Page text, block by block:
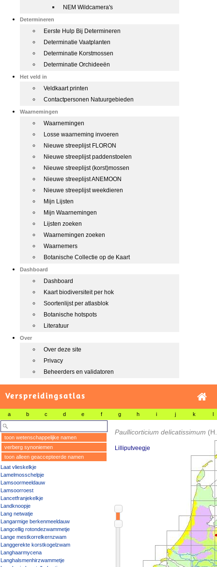
NEM Wildcamera's
Determineren
Eerste Hulp Bij Determineren
Determinatie Vaatplanten
Determinatie Korstmossen
Determinatie Orchideeën
Het veld in
Veldkaart printen
Contactpersonen Natuurgebieden
Waarnemingen
Waarnemingen
Losse waarneming invoeren
Nieuwe streeplijst FLORON
Nieuwe streeplijst paddenstoelen
Nieuwe streeplijst (korst)mossen
Nieuwe streeplijst ANEMOON
Nieuwe streeplijst weekdieren
Mijn Lijsten
Mijn Waarnemingen
Lijsten zoeken
Waarnemingen zoeken
Waarnemers
Botanische Collectie op de Kaart
Dashboard
Dashboard
Kaart biodiversiteit per hok
Soortenlijst per atlasblok
Botanische hotspots
Literatuur
Over
Over deze site
Privacy
Beheerders en validatoren
Verspreidingsatlas
a b c d e f g h i j k l
toon wetenschappelijke namen
verberg synoniemen
toon alleen geaccepteerde namen
Laat vlieskelkje
Lamelmosschelpje
Lamsoormeeldauw
Lamsoorroest
Lancetfranjekelkje
Landknoopje
Lang netwatje
Langarmige berkenmeeldauw
Langcellig rotondezwammetje
Lange mestkorrelkernzwam
Langgerekte korstkogelzwam
Langhaarmycena
Langhalsmenhirzwammetje
Paullicorticium delicatissimum
Lilliputveegje